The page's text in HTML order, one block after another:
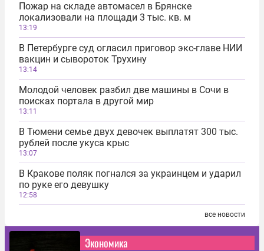
Пожар на складе автомасел в Брянске
локализовали на площади 3 тыс. кв. м
13:19
В Петербурге суд огласил приговор экс-главе НИИ
вакцин и сывороток Трухину
13:14
Молодой человек разбил две машины в Сочи в
поисках портала в другой мир
13:11
В Тюмени семье двух девочек выплатят 300 тыс.
рублей после укуса крыс
13:07
В Кракове поляк погнался за украинцем и ударил
по руке его девушку
12:58
все новости
Экономика